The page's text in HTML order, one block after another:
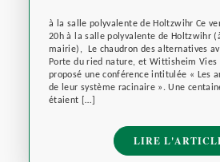
à la salle polyvalente de Holtzwihr Ce
20h à la salle polyvalente de Holtzwihr
mairie), Le chaudron des alternatives
Porte du ried nature, et Wittisheim Vies
proposé une conférence intitulée « Les
de leur système racinaire ». Une
étaient […]
LIRE